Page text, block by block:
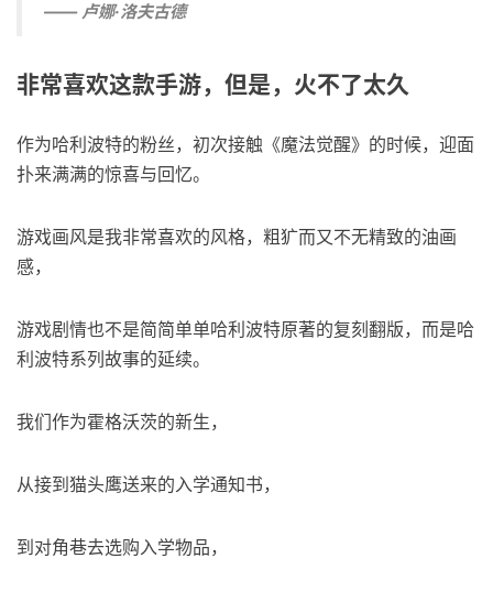
—— 卢娜·洛夫古德
非常喜欢这款手游，但是，火不了太久
作为哈利波特的粉丝，初次接触《魔法觉醒》的时候，迎面
扑来满满的惊喜与回忆。
游戏画风是我非常喜欢的风格，粗犷而又不无精致的油画
感，
游戏剧情也不是简简单单哈利波特原著的复刻翻版，而是哈
利波特系列故事的延续。
我们作为霍格沃茨的新生，
从接到猫头鹰送来的入学通知书，
到对角巷去选购入学物品，